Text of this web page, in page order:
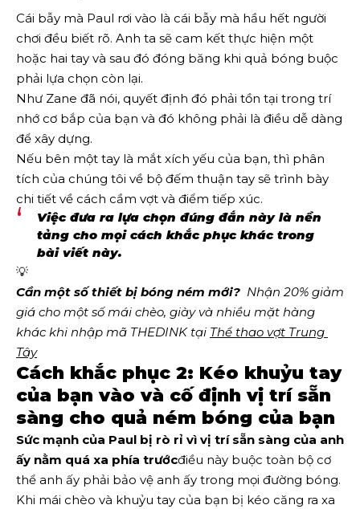
Cái bẫy mà Paul rơi vào là cái bẫy mà hầu hết người
chơi đều biết rõ. Anh ta sẽ cam kết thực hiện một
hoặc hai tay và sau đó đóng băng khi quả bóng buộc
phải lựa chọn còn lại.
Như Zane đã nói, quyết định đó phải tồn tại trong trí
nhớ cơ bắp của bạn và đó không phải là điều dễ dàng
để xây dựng.
Nếu bên một tay là mắt xích yếu của bạn, thì phân
tích của chúng tôi về bộ đếm thuận tay sẽ trình bày
chi tiết về cách cầm vợt và điểm tiếp xúc.
Việc đưa ra lựa chọn đúng đắn này là nền
tảng cho mọi cách khắc phục khác trong
bài viết này.
💡
Cần một số thiết bị bóng ném mới?
  Nhận 20% giảm
giá cho một số mái chèo, giày và nhiều mặt hàng
khác khi nhập mã THEDINK tại Thể thao vợt Trung
Tây
Cách khắc phục 2: Kéo khuỷu tay
của bạn vào và cố định vị trí sẵn
sàng cho quả ném bóng của bạn
Sức mạnh của Paul bị rò rỉ vì vị trí sẵn sàng của anh
ấy nằm quá xa phía trướcđiều này buộc toàn bộ cơ
thể anh ấy phải bảo vệ anh ấy trong mọi đường bóng.
Khi mái chèo và khuỷu tay của bạn bị kéo căng ra xa